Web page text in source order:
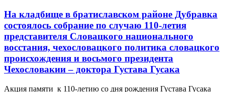
На кладбище в братиславском районе Дубравка
состоялось собрание по случаю 110-летия
представителя Словацкого национального
восстания, чехословацкого политика словацкого
происхождения и восьмого президента
Чехословакии – доктора Густава Гусака
Акция памяти к 110-летию со дня рождения Густава Гусака